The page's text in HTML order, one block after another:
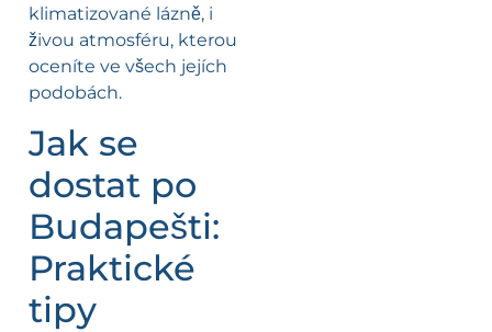
klimatizované lázně, i
živou atmosféru, kterou
oceníte ve všech jejích
podobách.
Jak se
dostat po
Budapešti:
Praktické
tipy